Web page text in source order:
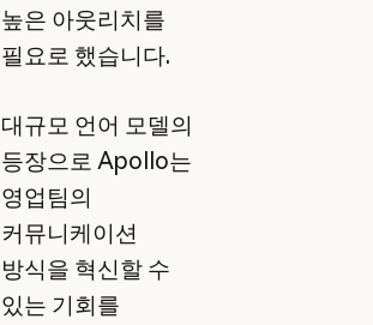
높은 아웃리치를
필요로 했습니다.
대규모 언어 모델의
등장으로 Apollo는
영업팀의
커뮤니케이션
방식을 혁신할 수
있는 기회를